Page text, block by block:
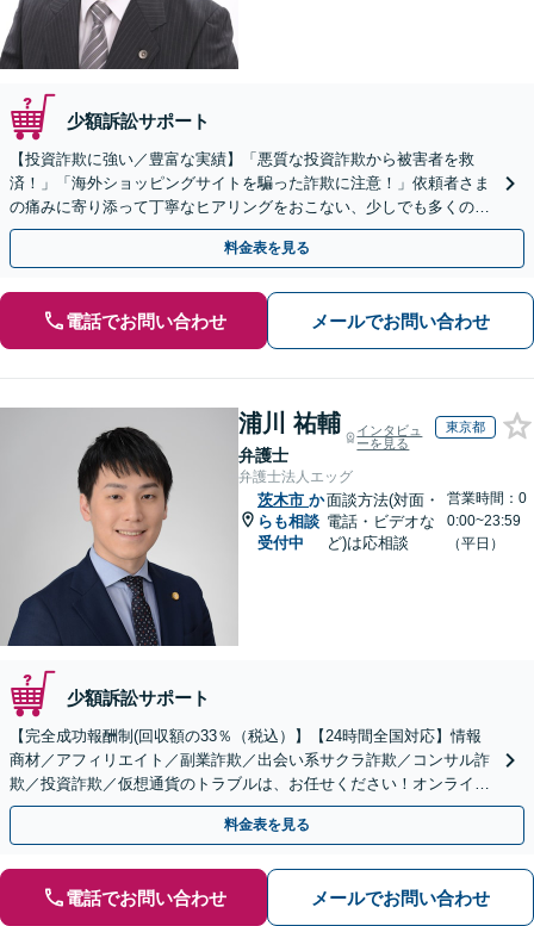
少額訴訟サポート
【投資詐欺に強い／豊富な実績】「悪質な投資詐欺から被害者を救
済！」「海外ショッピングサイトを騙った詐欺に注意！」依頼者さま
の痛みに寄り添って丁寧なヒアリングをおこない、少しでも多くの返
金が得られるよう尽力します！
料金表を見る
電話でお問い合わせ メールでお問い合わせ
浦川 祐輔
弁護士
インタビュ
ーを見る
東京都
弁護士法人エッグ
茨木市 か
らも相談
受付中
面談方法(対面・
電話・ビデオな
ど)は応相談
営業時間：0
0:00~23:59
（平日）
少額訴訟サポート
【完全成功報酬制(回収額の33％（税込）】【24時間全国対応】情報
商材／アフィリエイト／副業詐欺／出会い系サクラ詐欺／コンサル詐
欺／投資詐欺／仮想通貨のトラブルは、お任せください！オンライン
のみで解決も可能！
料金表を見る
電話でお問い合わせ メールでお問い合わせ